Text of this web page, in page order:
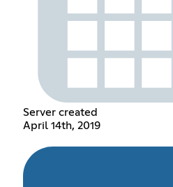
Server created
April 14th, 2019